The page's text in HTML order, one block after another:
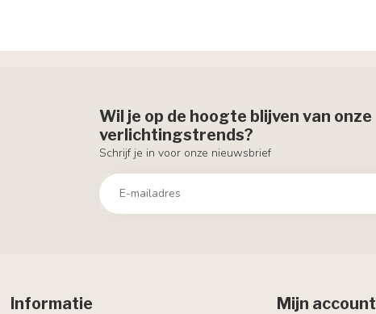
Wil je op de hoogte blijven van onze
verlichtingstrends?
Schrijf je in voor onze nieuwsbrief
Informatie Mijn account